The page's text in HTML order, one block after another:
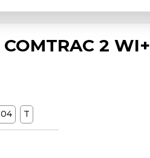
COMTRAC 2 WI+
104 T